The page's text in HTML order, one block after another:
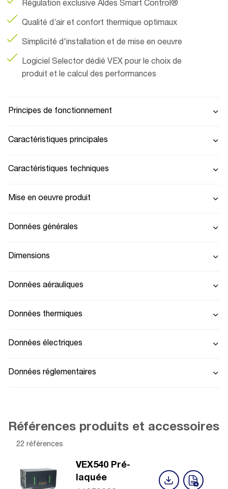
Régulation exclusive Aldes Smart Control®
Qualité d’air et confort thermique optimaux
Simplicité d'installation et de mise en oeuvre
Logiciel Selector dédié VEX pour le choix de
produit et le calcul des performances
Principes de fonctionnement
Caractéristiques principales
Caractéristiques techniques
Mise en oeuvre produit
Données générales
Dimensions
Données aérauliques
Données thermiques
Données électriques
Données réglementaires
Références produits et accessoires
22 références
VEX540 Pré-
laquée